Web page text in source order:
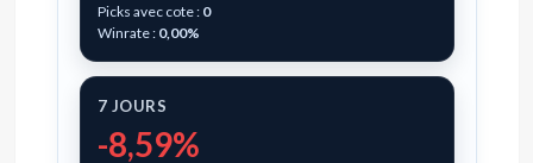
Picks avec cote : 0
Winrate : 0,00%
7 JOURS
-8,59%